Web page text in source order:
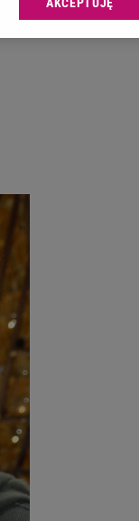
sp. z o.o., jej
Zmiana ustawień
celów identyfikacji.
reklam i treści,